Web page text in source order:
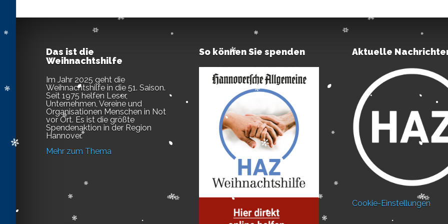
Das ist die
Weihnachtshilfe
Im Jahr 2025 geht die
Weihnachtshilfe in die 51. Saison.
Seit 1975 helfen Leser,
Unternehmen, Vereine und
Organisationen Menschen in Not
vor Ort. Es ist die größte
Spendenaktion in der Region
Hannover.
Mehr zum Thema
So können Sie spenden Aktuelle
Cookie-Einstellungen